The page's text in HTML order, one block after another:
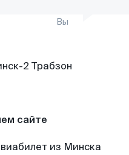
Вы
сайте
из Минска